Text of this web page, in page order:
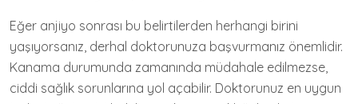
Eğer anjiyo sonrası bu belirtilerden herhangi birini
yaşıyorsanız, derhal doktorunuza başvurmanız önemlidir.
Kanama durumunda zamanında müdahale edilmezse,
ciddi sağlık sorunlarına yol açabilir. Doktorunuz en uygun